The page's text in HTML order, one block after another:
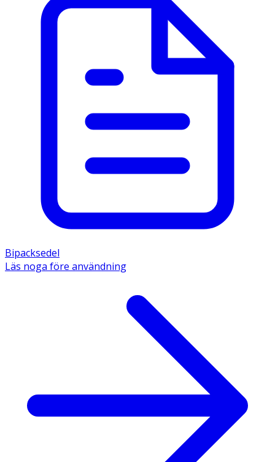
Bipacksedel
Läs noga före användning